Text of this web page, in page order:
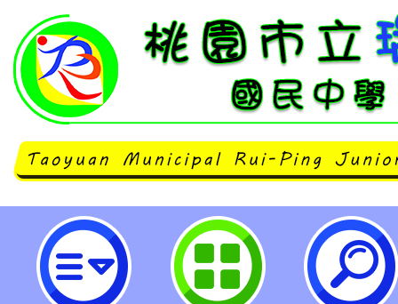
本府人事處檢送「桃園市政府及所
工職場霸凌申訴案件處理程序自主
善職場幸福GO，職場霸凌共say